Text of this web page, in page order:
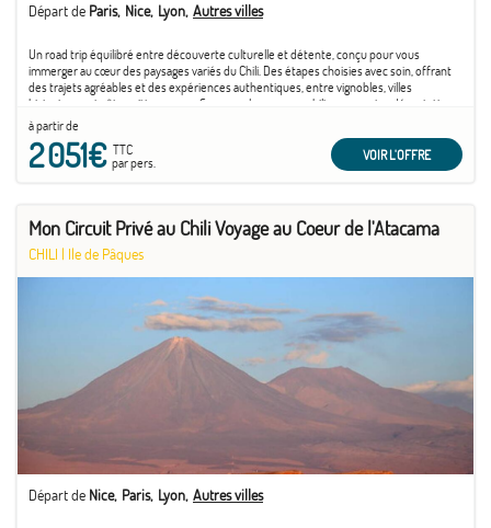
Départ de Paris Nice Lyon Autres villes
Un road trip équilibré entre découverte culturelle et détente, conçu pour vous
immerger au cœur des paysages variés du Chili. Des étapes choisies avec soin, offrant
des trajets agréables et des expériences authentiques, entre vignobles, villes
historiques et côtes pittoresques.Savourez les saveurs chiliennes, entre dégustations
de vins prestigieux et cuisine locale savoureuse, pour un véritable voyage gourmand.Ce
séjour propose une belle palette d’activités libres et optionnelles, pour explorer à votre
rythme et vivre des moments uniques, entre nature, culture et gastronomie.
à partir de
2 051€TTC
par pers.
VOIR L'OFFRE
Mon Circuit Privé au Chili Voyage au Coeur de l'Atacama
CHILI | Ile de Pâques
Départ de Nice Paris Lyon Autres villes